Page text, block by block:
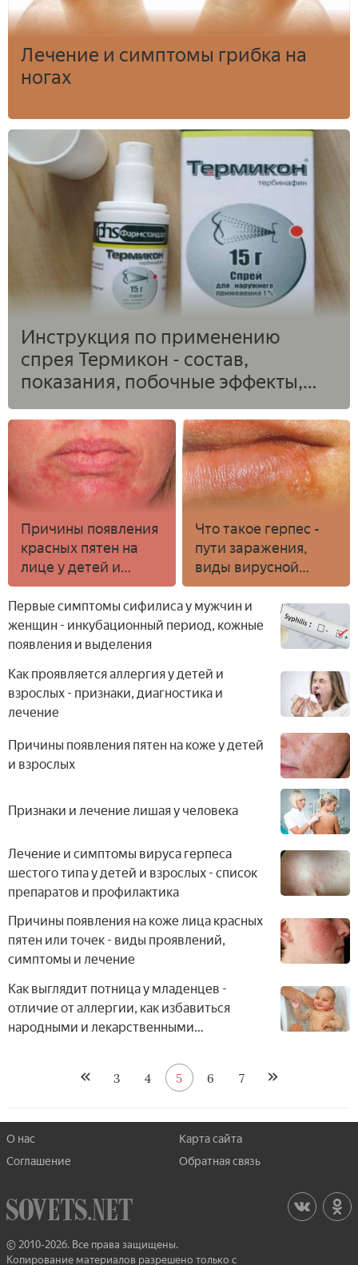
Лечение и симптомы грибка на
ногах
Инструкция по применению
спрея Термикон - состав,
показания, побочные эффекты,
аналоги и цена
Причины появления
красных пятен на
лице у детей и
взрослых - лечение
Что такое герпес -
пути заражения,
виды вирусной
инфекции,
диагностика,
симптомы, лечение
и профилактика
Первые симптомы сифилиса у мужчин и
женщин - инкубационный период, кожные
появления и выделения
Как проявляется аллергия у детей и
взрослых - признаки, диагностика и
лечение
Причины появления пятен на коже у детей
и взрослых
Признаки и лечение лишая у человека
Лечение и симптомы вируса герпеса
шестого типа у детей и взрослых - список
препаратов и профилактика
Причины появления на коже лица красных
пятен или точек - виды проявлений,
симптомы и лечение
Как выглядит потница у младенцев -
отличие от аллергии, как избавиться
народными и лекарственными
3 4 5 6 7
О нас
Карта сайта
Соглашение
Обратная связь
© 2010-2026. Все права защищены.
Копирование материалов разрешено только с